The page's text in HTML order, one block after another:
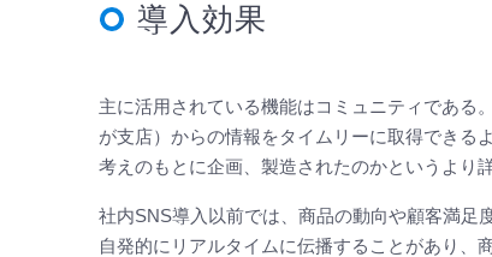
導入効果
主に活用されている機能はコミュニティである
が支店）からの情報をタイムリーに取得できる
考えのもとに企画、製造されたのかというより
社内SNS導入以前では、商品の動向や顧客満足
自発的にリアルタイムに伝播することがあり、